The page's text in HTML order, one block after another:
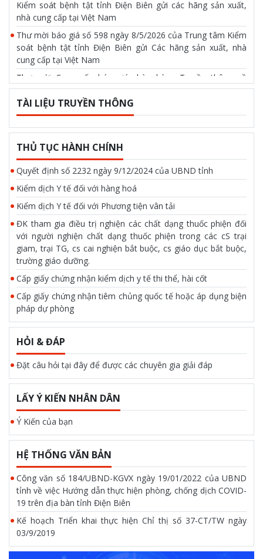
Kiểm soát bệnh tật tỉnh Điện Biên gửi các hãng sản xuất,
nhà cung cấp tại Việt Nam
Thư mời báo giá số 598 ngày 8/5/2026 của Trung tâm Kiểm
soát bệnh tật tỉnh Điện Biên gửi Các hãng sản xuất, nhà
cung cấp tại Việt Nam
Thư mời Cung cấp báo giá chào hàng Truyền thông về
phòng chống tác hại của thuốc lá ngày 17/4/2026 của Trung
tâm kiểm soát bệnh tật tỉnh Điện Biên
Thư mời báo giá số 514 ngày 17/4/2026 của Trung tâm
Kiểm soát bệnh tật tỉnh Điện Biên gửi các công ty, đơn vị
cung cấp dịch vụ hội trường tại tỉnh Điện Biên
TÀI LIỆU TRUYỀN THÔNG
THỦ TỤC HÀNH CHÍNH
Quyết định số 2232 ngày 9/12/2024 của UBND tỉnh
Kiểm dịch Y tế đối với hàng hoá
Kiểm dịch Y tế đối với Phương tiện vân tải
ĐK tham gia điều trị nghiện các chất dạng thuốc phiện đối
với người nghiện chất dạng thuốc phiện trong các cS trại
giam, trại TG, cs cai nghiện bắt buộc, cs giáo dục bắt buộc,
trường giáo dưỡng.
Cấp giấy chứng nhận kiểm dịch y tế thi thể, hài cốt
Cấp giấy chứng nhận tiêm chủng quốc tế hoặc áp dụng biện
pháp dự phòng
HỎI & ĐÁP
Đặt câu hỏi tại đây để được các chuyên gia giải đáp
LẤY Ý KIẾN NHÂN DÂN
Ý Kiến của bạn
HỆ THỐNG VĂN BẢN
Công văn số 184/UBND-KGVX ngày 19/01/2022 của UBND
tỉnh về việc Hướng dẫn thực hiện phòng, chống dịch COVID-
19 trên địa bàn tỉnh Điện Biên
Kế hoạch Triển khai thực hiện Chỉ thị số 37-CT/TW ngày
03/9/2019